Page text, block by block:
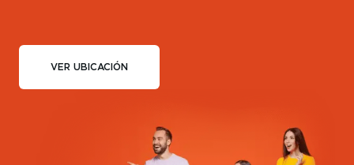
VER UBICACIÓN